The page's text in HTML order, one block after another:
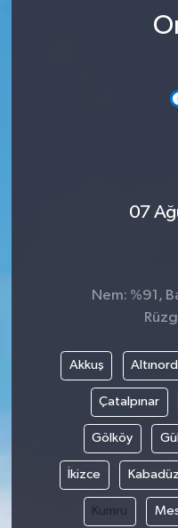
07
Nem: %91,
Akkuş
Çatalpınar
Gölköy
İkizce Kabadüz
Kumru